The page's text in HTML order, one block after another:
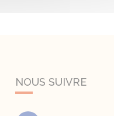
NOUS SUIVRE